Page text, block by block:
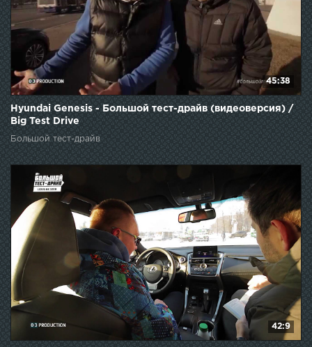
45:38
Hyundai Genesis - Большой тест-драйв (видеоверсия) /
Big Test Drive
Большой тест-драйв
42:9